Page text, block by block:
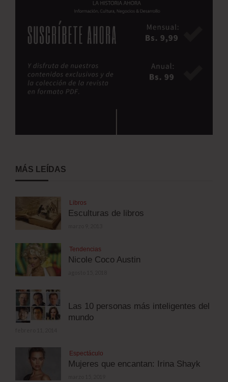
MÁS LEÍDAS
Libros
Esculturas de libros
Tendencias
Nicole Coco Austin
Las 10 personas más inteligentes del
mundo
Espectáculo
Mujeres que encantan: Irina Shayk